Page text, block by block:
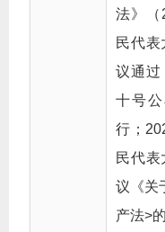
法》（
民代表
议通过
十号
行；
民代表
议《关
产法>